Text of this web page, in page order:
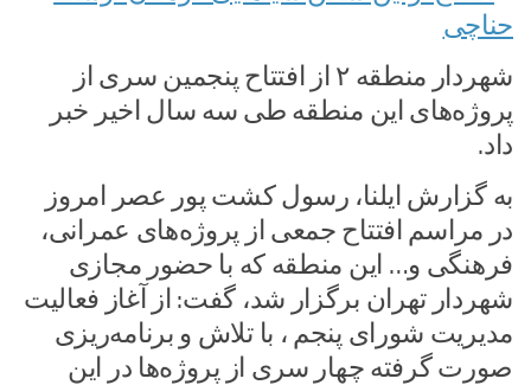
​شهردار منطقه ۲ از افتتاح پنجمین سری از
پروژه‌های این منطقه طی سه سال اخیر خبر
داد.
به گزارش ایلنا، رسول کشت پور عصر امروز
در مراسم افتتاح جمعی از پروژه‌های عمرانی،
فرهنگی و… این منطقه که با حضور مجازی
شهردار تهران برگزار شد، گفت: از آغاز فعالیت
مدیریت شورای پنجم ، با تلاش و برنامه‌ریزی
صورت گرفته چهار سری از پروژه‌ها در این